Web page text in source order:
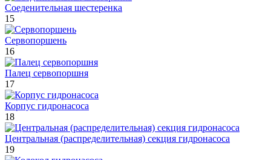
Соеденительная шестеренка
15
Сервопоршень
16
Палец сервопоршня
17
Корпус гидронасоса
18
Центральная (распределительная) секция гидронасоса
19